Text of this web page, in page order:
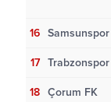
16 Samsunspor
17 Trabzonspor
18 Çorum FK